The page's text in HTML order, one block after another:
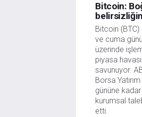
Bitcoin:
Bitcoin
ve cuma
üzerinde
piyasa
savunuyor.
Borsa
gününe
kurumsal
etti.